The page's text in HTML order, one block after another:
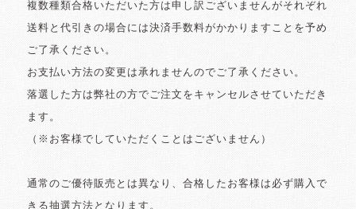
複数種類合格いただいた方は申し訳ございませんがそれぞれ
送料と代引きの場合には決済手数料がかかりますことを予め
ご了承ください。
お支払い方法の変更は承れませんのでご了承ください。
落選した方は弊社の方でご注文をキャンセルさせていただき
ます。
（※お客様でしていただくことはございません）
通常のご優待販売とは異なり、合格したお客様は必ず購入で
きる抽選方法となります。